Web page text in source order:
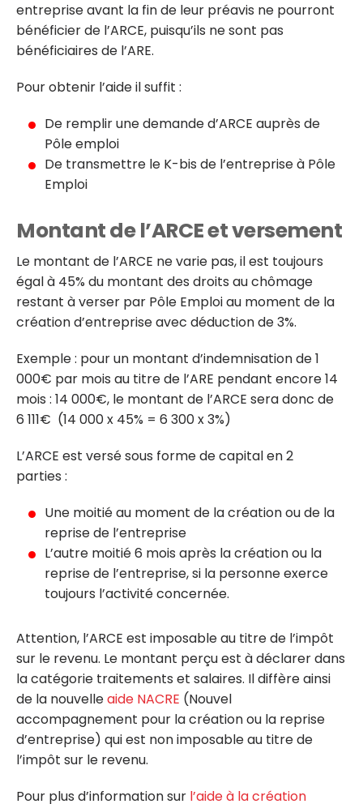
entreprise avant la fin de leur préavis ne pourront
bénéficier de l’ARCE, puisqu’ils ne sont pas
bénéficiaires de l’ARE.
Pour obtenir l’aide il suffit :
De remplir une demande d’ARCE auprès de
Pôle emploi
De transmettre le K-bis de l’entreprise à Pôle
Emploi
Montant de l’ARCE et versement
Le montant de l’ARCE ne varie pas, il est toujours
égal à 45% du montant des droits au chômage
restant à verser par Pôle Emploi au moment de la
création d’entreprise avec déduction de 3%.
Exemple : pour un montant d’indemnisation de 1
000€ par mois au titre de l’ARE pendant encore 14
mois : 14 000€, le montant de l’ARCE sera donc de
6 111€ (14 000 x 45% = 6 300 x 3%)
L’ARCE est versé sous forme de capital en 2
parties :
Une moitié au moment de la création ou de la
reprise de l’entreprise
L’autre moitié 6 mois après la création ou la
reprise de l’entreprise, si la personne exerce
toujours l’activité concernée.
Attention, l’ARCE est imposable au titre de l’impôt
sur le revenu. Le montant perçu est à déclarer dans
la catégorie traitements et salaires. Il diffère ainsi
de la nouvelleaide NACRE (Nouvel
accompagnement pour la création ou la reprise
d’entreprise) qui est non imposable au titre de
l’impôt sur le revenu.
Pour plus d’information sur l’aide à la création